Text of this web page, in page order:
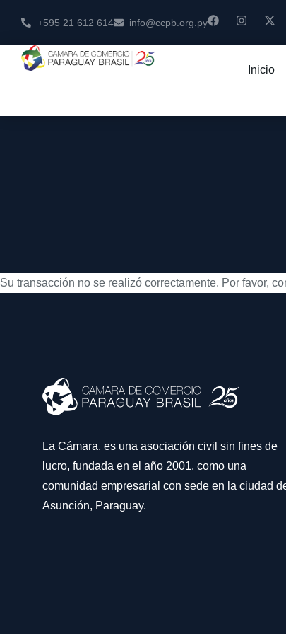
+595 21 612 614 info@ccpb.org.py
Inicio
Su transacción no se realizó correctamente. Por favor,
La Cámara, es una asociación civil sin fines de
lucro, fundada en el año 2001, como una
comunidad empresarial con sede en la ciudad
Asunción, Paraguay.